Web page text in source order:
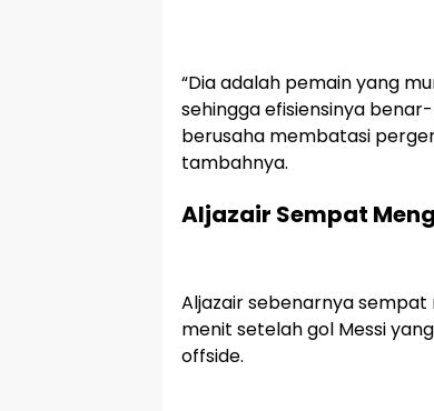
“Dia adalah pemain yang
sehingga efisiensinya
berusaha membatasi
tambahnya.
Aljazair Sempat
Aljazair sebenarnya
menit setelah gol Messi
offside.